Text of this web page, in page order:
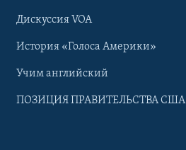
Дискуссия VOA
История «Голоса Америки»
Учим английский
ПОЗИЦИЯ ПРАВИТЕЛЬСТВА США